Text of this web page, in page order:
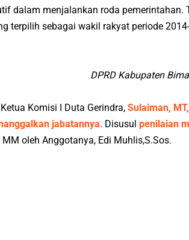
dalam menjalankan roda pemerintahan.
terpilih sebagai wakil rakyat periode
DPRD Kabupaten Bima
Komisi I Duta Gerindra, Sulaiman,
jabatannya. Disusul penilaian
oleh Anggotanya, Edi Muhlis,S.Sos.